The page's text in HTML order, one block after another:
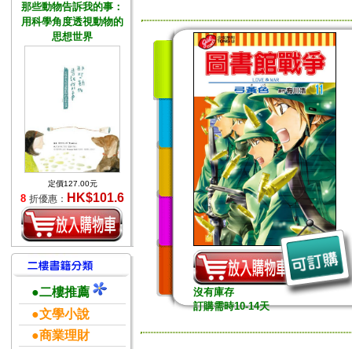
那些動物告訴我的事：
用科學角度透視動物的
思想世界
定價127.00元
8 折優惠： HK$101.6
●二樓推薦
●文學小說
●商業理財
沒有庫存
訂購需時10-14天